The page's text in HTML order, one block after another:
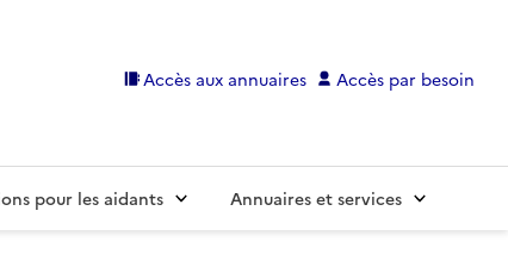
Accès aux annuaires Accès par besoin
pour les aidants Annuaires et services